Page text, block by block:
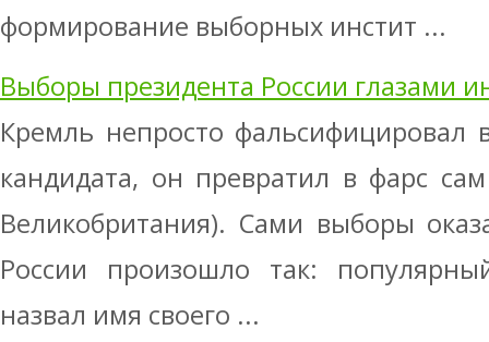
формирование выборных инстит ...
Выборы президента России глазами
Кремль непросто фальсифицировал
кандидата, он превратил в фарс
Великобритания). Сами выборы
России произошло так:
назвал имя своего ...